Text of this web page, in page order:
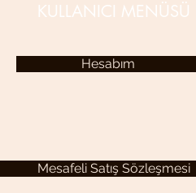
KULLANICI MENÜSÜ
Hesabım
Mesafeli Satış Sözleşmesi